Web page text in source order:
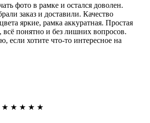
фото в рамке и остался доволен.
заказ и доставили. Качество
яркие, рамка аккуратная. Простая
всё понятно и без лишних вопросов.
если хотите что-то интересное на
★ ★ ★ ★ ★